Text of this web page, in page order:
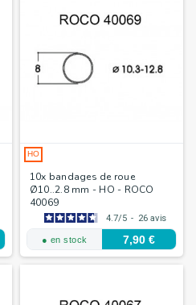
HO
10x bandages de roue
Ø10..2.8 mm - HO - ROCO
40069
4.7/5 - 26 avis
● en stock 7,90 €